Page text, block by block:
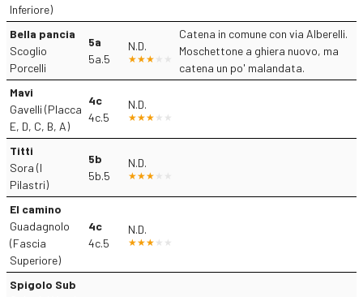
Inferiore)
Bella pancia
Scoglio
Porcelli
5a
5a.5
N.D.
Catena in comune con via Alberelli.
Moschettone a ghiera nuovo, ma
catena un po' malandata.
Mavi
Gavelli (Placca
E, D, C, B, A)
4c
4c.5
N.D.
Titti
Sora (I
Pilastri)
5b
5b.5
N.D.
El camino
Guadagnolo
(Fascia
Superiore)
4c
4c.5
N.D.
Spigolo Sub